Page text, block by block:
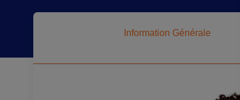
Information Générale